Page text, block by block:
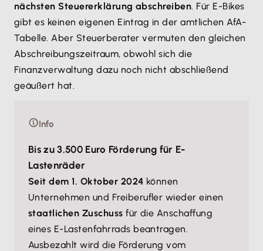
nächsten Steuererklärung abschreiben. Für E-Bikes
gibt es keinen eigenen Eintrag in der amtlichen AfA-
Tabelle. Aber Steuerberater vermuten den gleichen
Abschreibungszeitraum, obwohl sich die
Finanzverwaltung dazu noch nicht abschließend
geäußert hat.
Info
Bis zu 3.500 Euro Förderung für E-
Lastenräder
Seit dem 1. Oktober 2024 können
Unternehmen und Freiberufler wieder einen
staatlichen Zuschuss für die Anschaffung
eines E-Lastenfahrrads beantragen.
Ausbezahlt wird die Förderung vom